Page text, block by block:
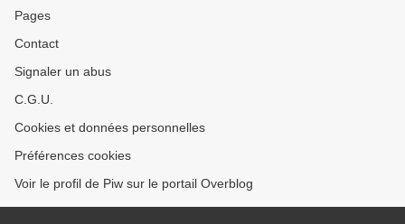
Pages
Contact
Signaler un abus
C.G.U.
Cookies et données personnelles
Préférences cookies
Voir le profil de Piw sur le portail Overblog